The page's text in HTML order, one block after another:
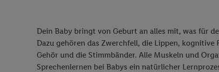
Dein Baby bringt von Geburt an alles mit, was für
Dazu gehören das Zwerchfell, die Lippen, kognitive
Gehör und die Stimmbänder. Alle Muskeln und
Sprechenlernen bei Babys ein natürlicher